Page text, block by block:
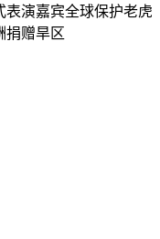
表演嘉宾全球保护老虎
捐赠旱区